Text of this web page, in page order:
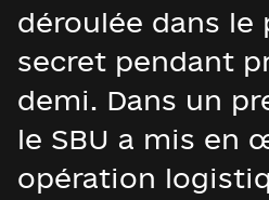
déroulée dans le
secret pendant
demi. Dans un
le SBU a mis en
opération